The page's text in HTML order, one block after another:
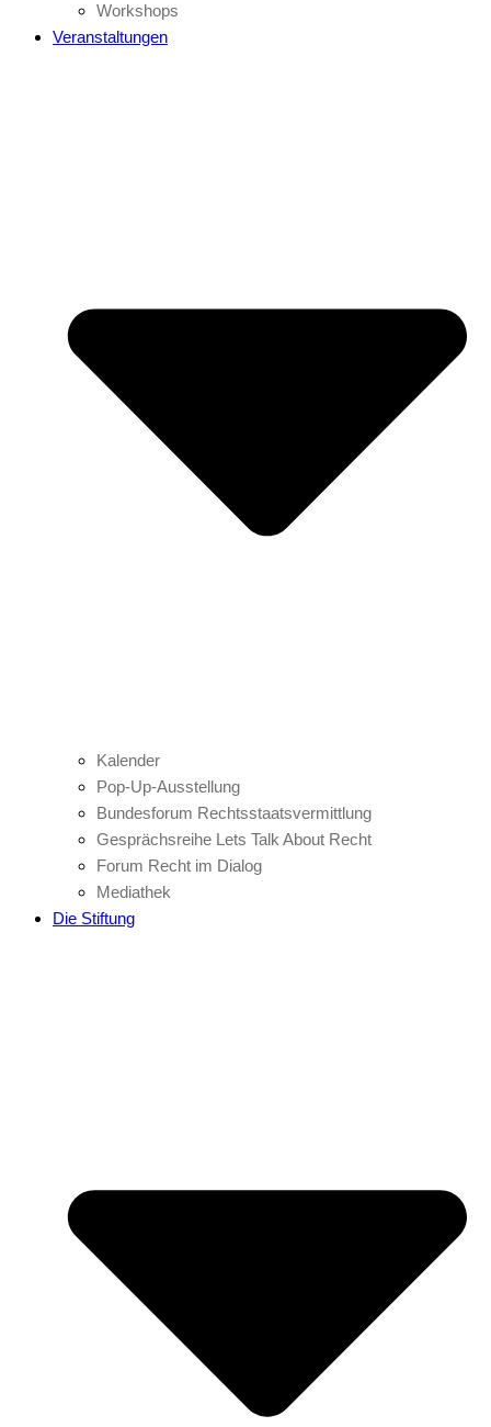
Workshops
Veranstaltungen
Kalender
Pop-Up-Ausstellung
Bundesforum Rechtsstaatsvermittlung
Gesprächsreihe Lets Talk About Recht
Forum Recht im Dialog
Mediathek
Die Stiftung